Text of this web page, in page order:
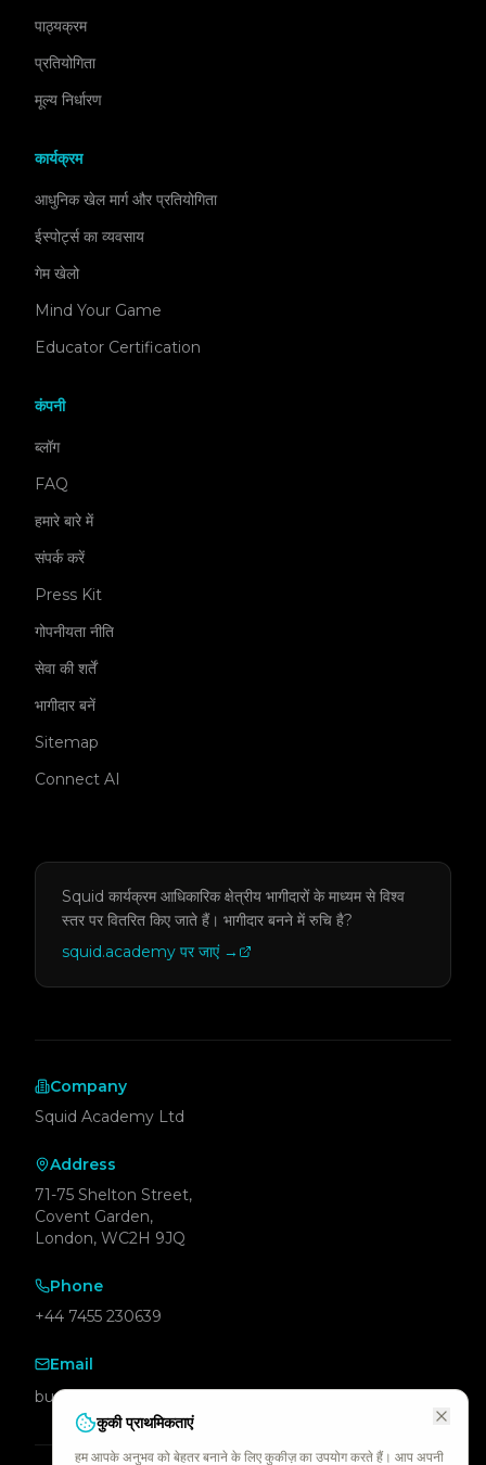
पाठ्यक्रम
प्रतियोगिता
मूल्य निर्धारण
कार्यक्रम
आधुनिक खेल मार्ग और प्रतियोगिता
ईस्पोर्ट्स का व्यवसाय
गेम खेलो
Mind Your Game
Educator Certification
कंपनी
ब्लॉग
FAQ
हमारे बारे में
संपर्क करें
Press Kit
गोपनीयता नीति
सेवा की शर्तें
भागीदार बनें
Sitemap
Connect AI
Squid कार्यक्रम आधिकारिक क्षेत्रीय भागीदारों के माध्यम से विश्व
स्तर पर वितरित किए जाते हैं। भागीदार बनने में रुचि है?
squid.academy पर जाएं→
Company
Squid Academy Ltd
Address
71-75 Shelton Street,
Covent Garden,
London, WC2H 9JQ
Phone
+44 7455 230639
Email
business@squid.academy
कुकी प्राथमिकताएं
हम आपके अनुभव को बेहतर बनाने के लिए कुकीज़ का उपयोग करते हैं। आप अपनी